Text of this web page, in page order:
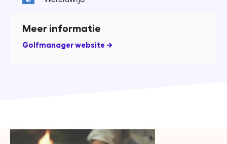
Meer informatie
Golfmanager website →